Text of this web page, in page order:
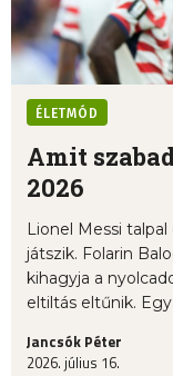
ÉLETMÓD
Amit
2026
Lionel Messi
játszik. Folarin
kihagyja a
eltiltás eltűnik.
Jancsók Péter
2026. július 16.